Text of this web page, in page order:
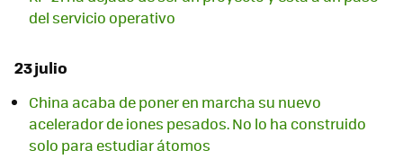
del servicio operativo
23 julio
China acaba de poner en marcha su nuevo
acelerador de iones pesados. No lo ha construido
solo para estudiar átomos